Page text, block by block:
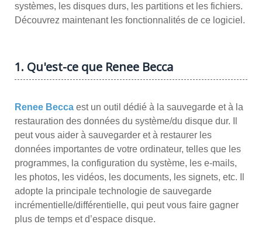
systèmes, les disques durs, les partitions et les fichiers.
Découvrez maintenant les fonctionnalités de ce logiciel.
1. Qu'est-ce que Renee Becca
Renee Becca est un outil dédié à la sauvegarde et à la
restauration des données du système/du disque dur. Il
peut vous aider à sauvegarder et à restaurer les
données importantes de votre ordinateur, telles que les
programmes, la configuration du système, les e-mails,
les photos, les vidéos, les documents, les signets, etc. Il
adopte la principale technologie de sauvegarde
incrémentielle/différentielle, qui peut vous faire gagner
plus de temps et d’espace disque.